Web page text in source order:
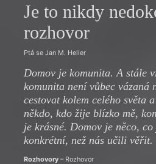
Reportáže
Rozhovory
Historie kolonialismu
Dokument
Výroční ceny
Je to nikdy
rozhovor
Ptá se Jan M. Heller
Domov je komunita. A stále
komunita není vůbec vázaná
cestovat kolem celého světa
někdo, kdo žije blízko mě,
je krásné. Domov je něco, co
konkrétní, než nás učili věřit.
Rozhovory– Rozhovor